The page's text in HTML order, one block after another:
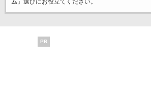
ム」選びにお役立てください。
PR